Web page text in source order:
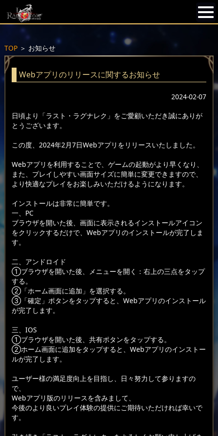
TOP＞ お知らせ
Webアプリのリリースに関するお知らせ
2024-02-07
日頃より「ラスト・ラグナレク」をご愛顧いただき誠にありが
とうございます。
この度、2024年2月7日Webアプリをリリースいたしました。
Webアプリを利用することで、ゲームの起動がより早くなり、
また、プレイしやすい画面サイズに簡単に変更できますので、
より快適なプレイをお楽しみいただけるようになります。
インストールは非常に簡単です。
一、PC
ブラウザを開いた後、画面に表示されるインストールアイコン
をクリックするだけで、Webアプリのインストールが完了しま
す。
二、アンドロイド
①ブラウザを開いた後、メニューを開く：右上の三点をタップ
する。
②「ホーム画面に追加」を選択する。
③「確定」ポタンをタップすると、Webアプリのインストール
が完了します。
三、IOS
①ブラウザを開いた後、共有ポタンをタップする。
②ホーム画面に追加をタップすると、Webアプリのインストー
ルが完了します。
ユーザー様の満足度向上を目指し、日々努力して参りますの
で、
Webアプリ版のリリースを含みまして、
今後のより良いプレイ体験の提供にご期待いただければ幸いで
す。